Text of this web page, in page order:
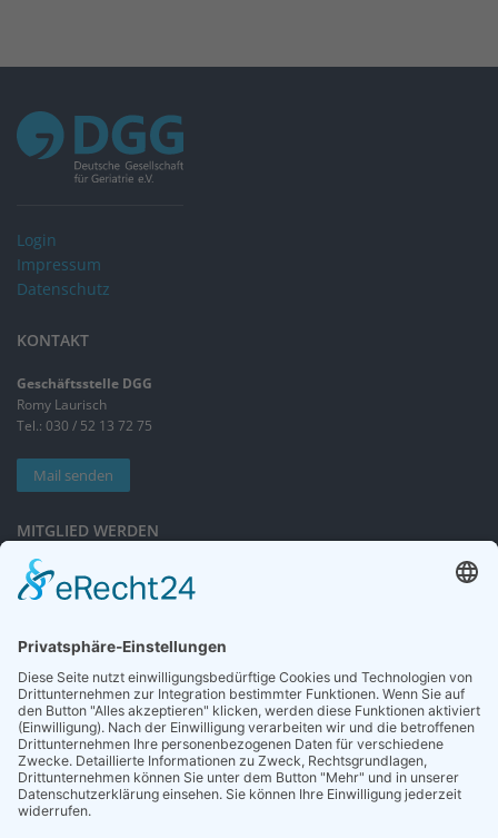
Login
Impressum
Datenschutz
KONTAKT
Geschäftsstelle DGG
Romy Laurisch
Tel.: 030 / 52 13 72 75
Mail senden
MITGLIED WERDEN
Sieben gute Gründe
für Ihre Mitgliedschaft
NEWSLETTER
Neuigkeiten rund um die Geriatrie und die DGG – regelmäßig in Ihrem
Postfach.